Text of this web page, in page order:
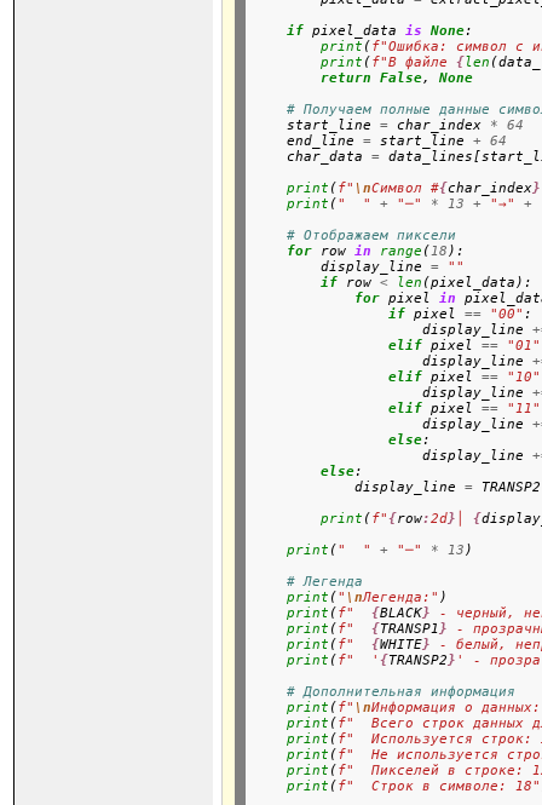
if pixel_data is None:
print (f"Ошибка: символ с
print (f"В файле {len
return
False, None
# Получаем полные данные
    start_line
= char_index *
64
    end_line
= start_line +
64
    char_data
=
print (f" \nСимвол #{char_index}
print ("  " + "─" * 13 + "→" +
# Отображаем пиксели
for row in range (18):
        display_line
=
""
if row < len (pixel_data):
for pixel in
if pixel == "00" :
                    display_line
elif pixel == "01"
                    display_line
elif pixel == "10"
                    display_line
elif pixel == "11"
                    display_line
else:
                    display_line
else:
            display_line
=
print (f"{row:2d} │ {
print ("  " + "─" * 13)
# Легенда
print (" \nЛегенда:" )
print (f" {BLACK}
- черный,
print (f" {TRANSP1}
-
print (f" {WHITE}
- белый,
print (f"  '{TRANSP2} ' -
# Дополнительная информация
print (f" \nИнформация о
print (f"  Всего строк данных
print (f"  Используется
print (f"  Не используется
print (f"  Пикселей в строке:
print (f"  Строк в символе: 18"